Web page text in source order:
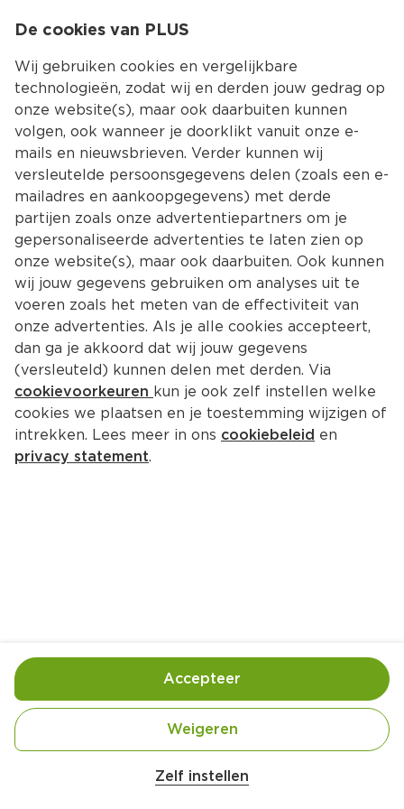
Kies jouw
Ingrediënten Bereiding
De cookies van PLUS
Wij gebruiken cookies en vergelijkbare
technologieën, zodat wij en derden jouw gedrag op
onze website(s), maar ook daarbuiten kunnen
volgen, ook wanneer je doorklikt vanuit onze e-
mails en nieuwsbrieven. Verder kunnen wij
versleutelde persoonsgegevens delen (zoals een e-
mailadres en aankoopgegevens) met derde
partijen zoals onze advertentiepartners om je
gepersonaliseerde advertenties te laten zien op
onze website(s), maar ook daarbuiten. Ook kunnen
wij jouw gegevens gebruiken om analyses uit te
voeren zoals het meten van de effectiviteit van
onze advertenties. Als je alle cookies accepteert,
dan ga je akkoord dat wij jouw gegevens
(versleuteld) kunnen delen met derden. Via
cookievoorkeuren kun je ook zelf instellen welke
cookies we plaatsen en je toestemming wijzigen of
intrekken. Lees meer in ons cookiebeleid en
privacy statement.
Zelf instellen
Weigeren
Accepteer